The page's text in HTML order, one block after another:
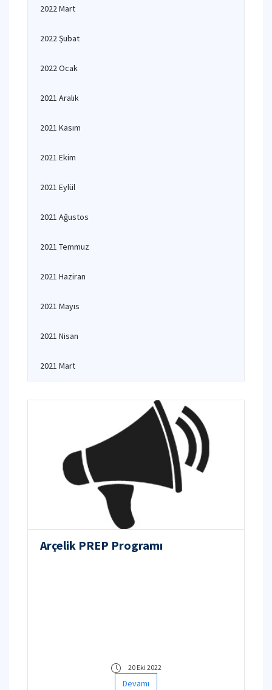
2022 Mart
2022 Şubat
2022 Ocak
2021 Aralık
2021 Kasım
2021 Ekim
2021 Eylül
2021 Ağustos
2021 Temmuz
2021 Haziran
2021 Mayıs
2021 Nisan
2021 Mart
Arçelik PREP Programı
20 Eki 2022
Devamı